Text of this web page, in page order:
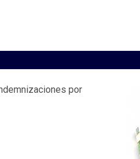
por